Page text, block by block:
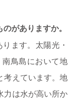
がありますか。
ます。太陽光・
鳥島において地
考えています。地
力は水が高い所か